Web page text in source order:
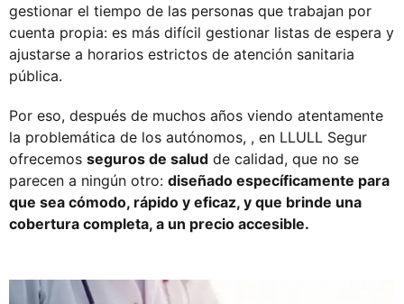
gestionar el tiempo de las personas que trabajan por
cuenta propia: es más difícil gestionar listas de espera y
ajustarse a horarios estrictos de atención sanitaria
pública.
Por eso, después de muchos años viendo atentamente
la problemática de los autónomos, , en LLULL Segur
ofrecemos seguros de saludde calidad, que no se
parecen a ningún otro: diseñado específicamente para
que sea cómodo, rápido y eficaz, y que brinde una
cobertura completa, a un precio accesible.